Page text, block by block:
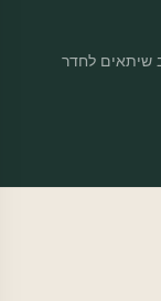
שיתאים לחדר